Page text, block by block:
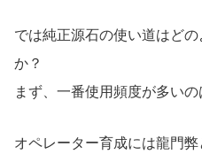
では純正源石の使い道はど
か？
まず、一番使用頻度が多いの
オペレーター育成には龍門弊